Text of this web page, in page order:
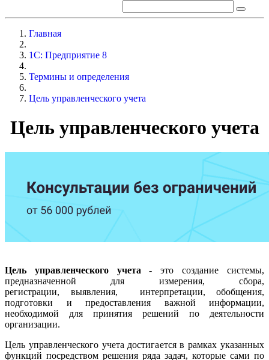
Главная
1С: Предприятие 8
Термины и определения
Цель управленческого учета
Цель управленческого учета
Цель управленческого учета -это
создание системы,
предназначенной для измерения, сбора,
регистрации, выявления, интерпретации, обобщения,
подготовки и предоставления важной информации,
необходимой для принятия решений по деятельности
организации.
Цель управленческого учета достигается в рамках указанных
функций посредством решения ряда задач, которые сами по